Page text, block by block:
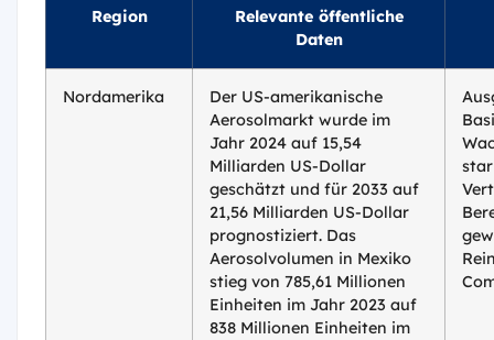
Region
Relevante öffentliche
Daten
Nordamerika
Der US-amerikanische
Aerosolmarkt wurde im
Jahr 2024 auf 15,54
Milliarden US-Dollar
geschätzt und für 2033 auf
21,56 Milliarden US-Dollar
prognostiziert. Das
Aerosolvolumen in Mexiko
stieg von 785,61 Millionen
Einheiten im Jahr 2023 auf
838 Millionen Einheiten im